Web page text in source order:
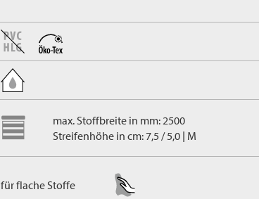
max. Stoffbreite in mm: 2500
Streifenhöhe in cm: 7,5 / 5,0 | M
für flache Stoffe